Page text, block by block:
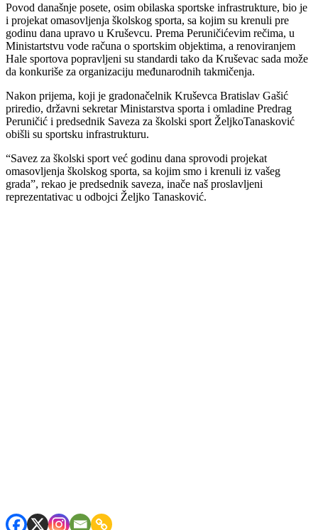
Povod današnje posete, osim obilaska sportske infrastrukture, bio je
i projekat omasovljenja školskog sporta, sa kojim su krenuli pre
godinu dana upravo u Kruševcu. Prema Peruničićevim rečima, u
Ministartstvu vode računa o sportskim objektima, a renoviranjem
Hale sportova popravljeni su standardi tako da Kruševac sada može
da konkuriše za organizaciju međunarodnih takmičenja.
Nakon prijema, koji je gradonačelnik Kruševca Bratislav Gašić
priredio, državni sekretar Ministarstva sporta i omladine Predrag
Peruničić i predsednik Saveza za školski sport ŽeljkoTanasković
obišli su sportsku infrastrukturu.
“Savez za školski sport već godinu dana sprovodi projekat
omasovljenja školskog sporta, sa kojim smo i krenuli iz vašeg
grada”, rekao je predsednik saveza, inače naš proslavljeni
reprezentativac u odbojci Željko Tanasković.